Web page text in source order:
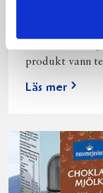
Vi kan stolt
produkt vann
Läs mer